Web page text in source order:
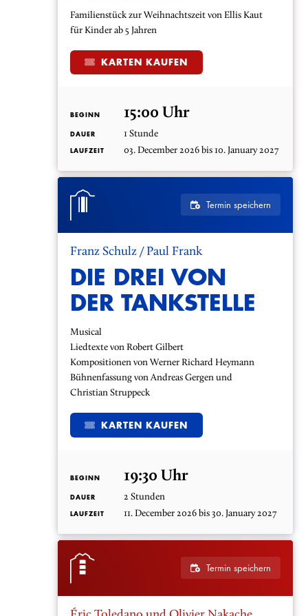
Familienstück zur Weihnachtszeit von Ellis Kaut
für Kinder ab 5 Jahren
KARTEN KAUFEN
BEGINN 15:00 Uhr
DAUER 1 Stunde
LAUFZEIT 03. December 2026 bis 10. January 2027
Termin speichern
Franz Schulz / Paul Frank
DIE DREI VON
DER TANKSTELLE
Musical
Liedtexte von Robert Gilbert
Kompositionen von Werner Richard Heymann
Bühnenfassung von Andreas Gergen und
Christian Struppeck
KARTEN KAUFEN
BEGINN 19:30 Uhr
DAUER 2 Stunden
LAUFZEIT 11. December 2026 bis 30. January 2027
Termin speichern